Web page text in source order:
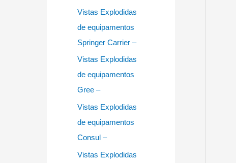
Vistas Explodidas
de equipamentos
Springer Carrier –
Vistas Explodidas
de equipamentos
Gree –
Vistas Explodidas
de equipamentos
Consul –
Vistas Explodidas